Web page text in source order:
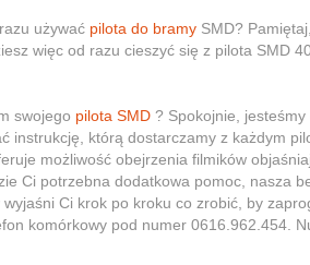
używać pilota do bramy SMD?
więc od razu cieszyć się z pilota SMD
swojego pilota SMD ? Spokojnie, jesteśmy
instrukcję, którą dostarczamy z każdym
możliwość obejrzenia filmików
Ci potrzebna dodatkowa pomoc, nasza
Ci krok po kroku co zrobić, by
komórkowy pod numer 0616.962.454.